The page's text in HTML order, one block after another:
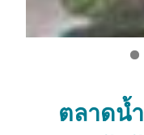
ตลาดน้ำ